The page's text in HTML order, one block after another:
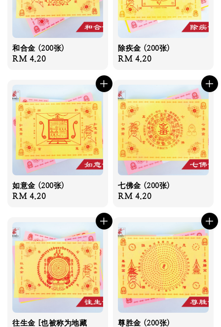
和合金 (200张)
Regular
RM 4.20
除疾金 (200张)
Regular
RM 4.20
如意金 (200张)
Regular
RM 4.20
七佛金 (200张)
Regular
RM 4.20
往生金 [也被称为地藏 尊胜金 (200张)